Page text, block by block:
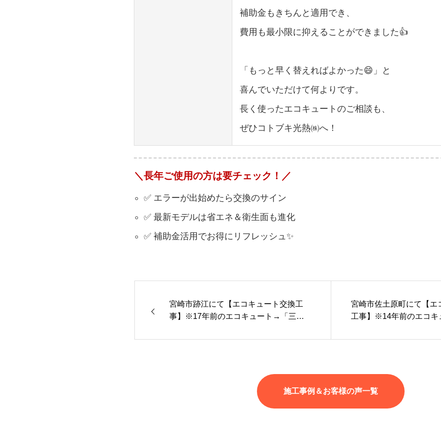
補助金もきちんと適用でき、
費用も最小限に抑えることができました👍
「もっと早く替えればよかった😄」と
喜んでいただけて何よりです。
長く使ったエコキュートのご相談も、
ぜひコトブキ光熱㈱へ！
＼長年ご使用の方は要チェック！／
✅ エラーが出始めたら交換のサイン
✅ 最新モデルは省エネ＆衛生面も進化
✅ 補助金活用でお得にリフレッシュ✨
宮崎市跡江にて【エコキュート交換工
事】※17年前のエコキュート→「三菱S
宮崎市佐土原町にて【エ
工事】※14年前のエコ
施工事例＆お客様の声一覧